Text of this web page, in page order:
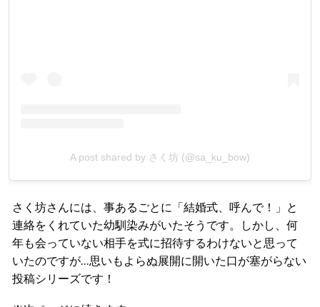
A post shared by さく坊 (@sa_ku_bow)
さく坊さんには、事あるごとに「結婚式、呼んで！」と
連絡をくれていた幼馴染みがいたそうです。しかし、何
年も会っていない相手を式に招待するわけないと思って
いたのですが…思いもよらぬ展開に開いた口が塞がらない
投稿シリーズです！